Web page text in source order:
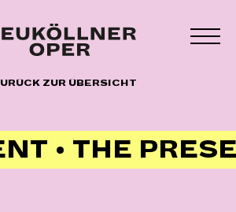
ZUR ÜBERSICHT
• THE